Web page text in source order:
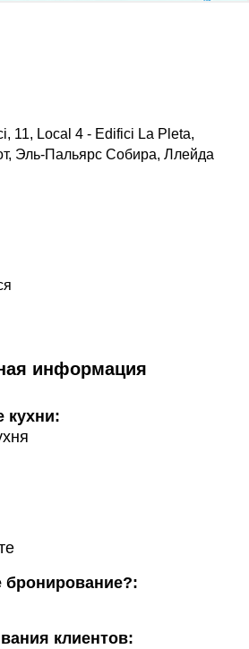
11, Local 4 - Edifici La Pleta,
Эль-Пальярс Собира, Ллейда
информация
кухни:
клиентов: